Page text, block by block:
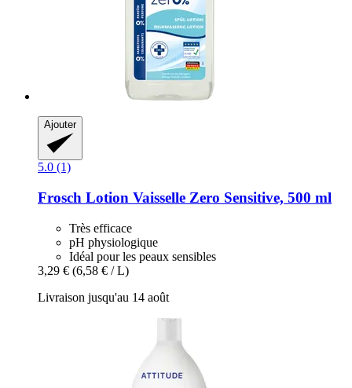
Ajouter
5.0 (1)
Frosch Lotion Vaisselle Zero Sensitive, 500 ml
Très efficace
pH physiologique
Idéal pour les peaux sensibles
3,29 € (6,58 € / L)
Livraison jusqu'au 14 août